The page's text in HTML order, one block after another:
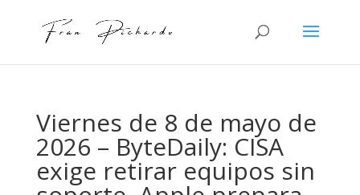
Viernes de 8 de mayo de
2026 – ByteDaily: CISA
exige retirar equipos sin